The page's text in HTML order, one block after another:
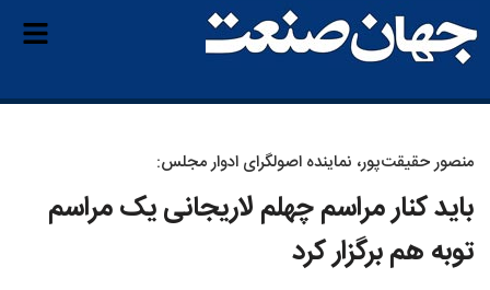
منصور حقیقت‌پور، نماینده اصولگرای ادوار مجلس:
باید کنار مراسم چهلم لاریجانی یک مراسم
توبه هم برگزار کرد